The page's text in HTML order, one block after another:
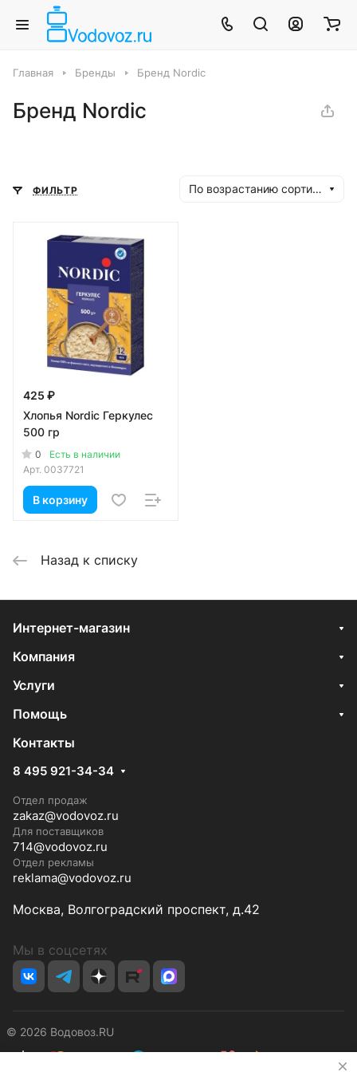
Главная Бренды Бренд Nordic
Бренд Nordic
ФИЛЬТР По возрастанию сортировки
425 ₽
Хлопья Nordic Геркулес
500 гр
0
Есть в наличии
Арт. 0037721
В корзину
Назад к списку
Интернет-магазин
Компания
Услуги
Помощь
Контакты
8 495 921-34-34
Отдел продаж
zakaz@vodovoz.ru
Для поставщиков
714@vodovoz.ru
Отдел рекламы
reklama@vodovoz.ru
Москва, Волгоградский проспект, д.42
Мы в соцсетях
© 2026 Водовоз.RU